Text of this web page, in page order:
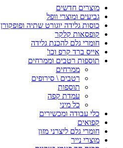
מוצרים חדשים
גביעים ומוצרי וופל
כוסות גלידה יוגורט שתיה ופופקורן
קופסאות קלקר
חומרי גלם להכנת גלידה
אייס ברד קרפ וכו'
תוספות רטבים וממרחים
ממרחים
רטבים \ סירופים
תוספות
עמדת קפה
כל מיני
כלי עבודה ומכשירים
קפואים
חומרי גלם ליצרני מזון
מוצרי נייר